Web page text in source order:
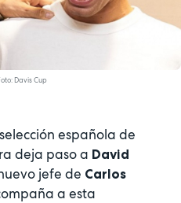
Davis Cup
española de
deja paso a David
jefe de Carlos
a esta